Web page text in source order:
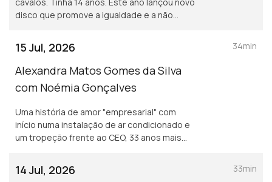
disco que promove a igualdade e a não
15 Jul, 2026
Alexandra Matos Gomes da Silva
com Noémia Gonçalves
Uma história de amor "empresarial" com
início numa instalação de ar condicionado e
um tropeção frente ao CEO, 33 anos mais
amor.
34min
14 Jul, 2026
33min